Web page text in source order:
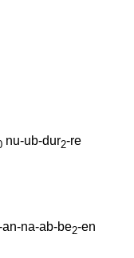
nu-ub-dur2-re
an-na-ab-be2-en